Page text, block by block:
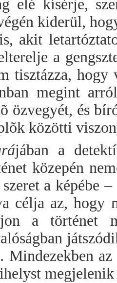
elé kísérje,
kiderül,
akit
a
tisztázza, hogy
megint
özvegyét, és
közötti
jában a
közepén
a képébe
célja az, hogy
a történet
Mindezekben
megjelenik